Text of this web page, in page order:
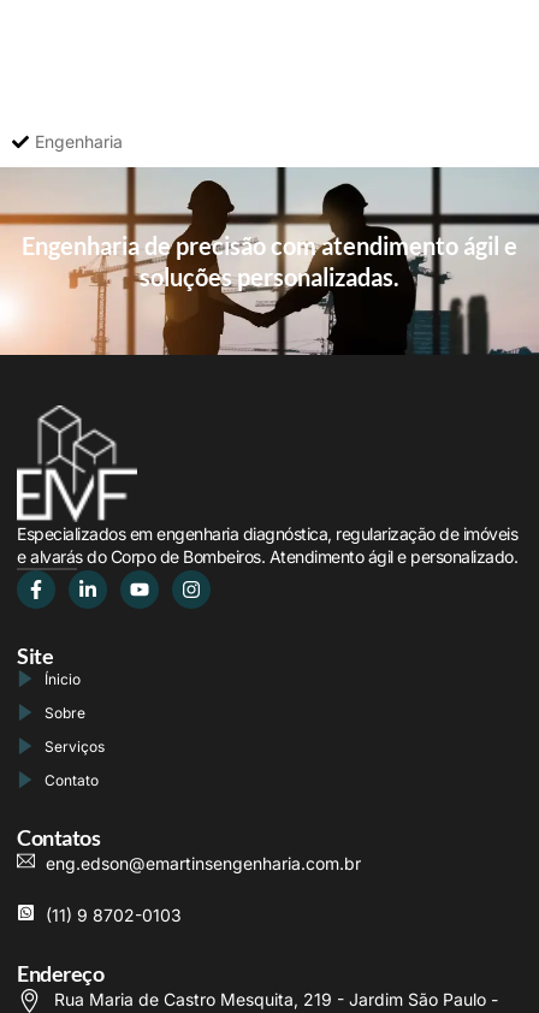
Engenharia
Engenharia de precisão com atendimento ágil e
soluções personalizadas.
Especializados em engenharia diagnóstica, regularização de imóveis
e alvarás do Corpo de Bombeiros. Atendimento ágil e personalizado.
Site
Ínicio
Sobre
Serviços
Contato
Contatos
eng.edson@emartinsengenharia.com.br
(11) 9 8702-0103
Endereço
Rua Maria de Castro Mesquita, 219 - Jardim São Paulo -